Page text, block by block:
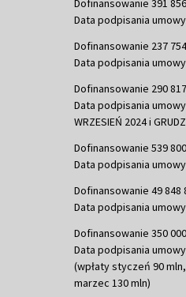
Dofinansowanie 391
Data podpisania
Dofinansowanie 237
Data podpisania
Dofinansowanie 290
Data podpisania
WRZESIEŃ 2024 i
Dofinansowanie 539
Data podpisania
Dofinansowanie 49 848
Data podpisania
Dofinansowanie 350
Data podpisania
(wpłaty styczeń 90
marzec 130 mln)